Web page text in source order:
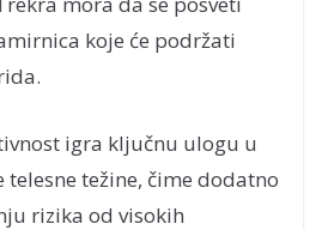
koje će podržati
igra ključnu ulogu u
težine, čime dodatno
rizika od visokih